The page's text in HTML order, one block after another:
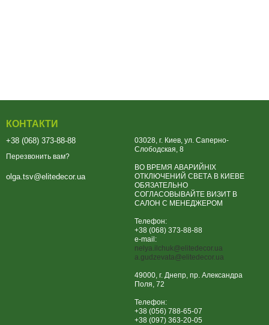
КОНТАКТИ
+38 (068) 373-88-88
Перезвонить вам?
olga.tsv@elitedecor.ua
03028, г. Киев, ул. Саперно-
Слободская, 8
ВО ВРЕМЯ АВАРИЙНІХ
ОТКЛЮЧЕНИЙ СВЕТА В КИЕВЕ
ОБЯЗАТЕЛЬНО
СОГЛАСОВЫВАЙТЕ ВИЗИТ В
САЛОН С МЕНЕДЖЕРОМ
Телефон:
+38 (068) 373-88-88
e-mail:
nelya.ilchuk@elitedecor.ua
a.gudzevata@elitedecor.ua
49000, г. Днепр, пр. Александра
Поля, 72
Телефон:
+38 (056) 788-65-07
+38 (097) 363-20-05